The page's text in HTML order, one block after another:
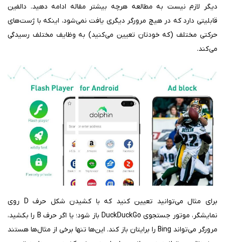
دیگر لازم نیست به مطالعه هرچه بیشتر مقاله ادامه دهید. دالفین
قابلیتی دارد که در هیچ مرورگر دیگری یافت نمی‌شود، اینکه با ژست‌های
حرکتی مختلف (که خودتان تعیین می‌کنید) به وظایف مختلف رسیدگی
می‌کند.
برای مثال می‌توانید تعیین کنید که با کشیدن شکل حرف D روی
نمایشگر، موتور جستجوی DuckDuckGo باز شود؛ یا اگر حرف B را بکشید،
مرورگر می‌تواند Bing را برایتان باز کند. این‌ها تنها برخی از مثال‌ها هستند